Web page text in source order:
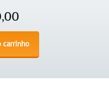
carrinho